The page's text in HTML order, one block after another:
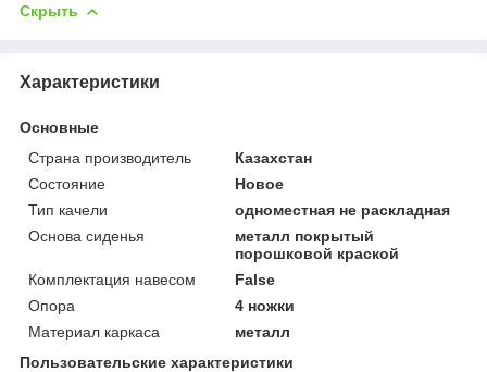
Скрыть
Характеристики
Основные
Страна производитель
Казахстан
Состояние
Новое
Тип качели
одноместная не раскладная
Основа сиденья
металл покрытый
порошковой краской
Комплектация навесом
False
Опора
4 ножки
Материал каркаса
металл
Пользовательские характеристики